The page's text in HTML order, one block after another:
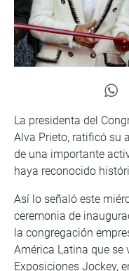
La presidenta del
Alva Prieto, ratificó su
de una importante
haya reconocido
Así lo señaló este
ceremonia de
la congregación
América Latina que se
Exposiciones Jockey,